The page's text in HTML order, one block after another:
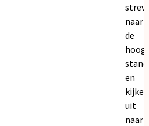
naar
de
en
kijken
uit
naar